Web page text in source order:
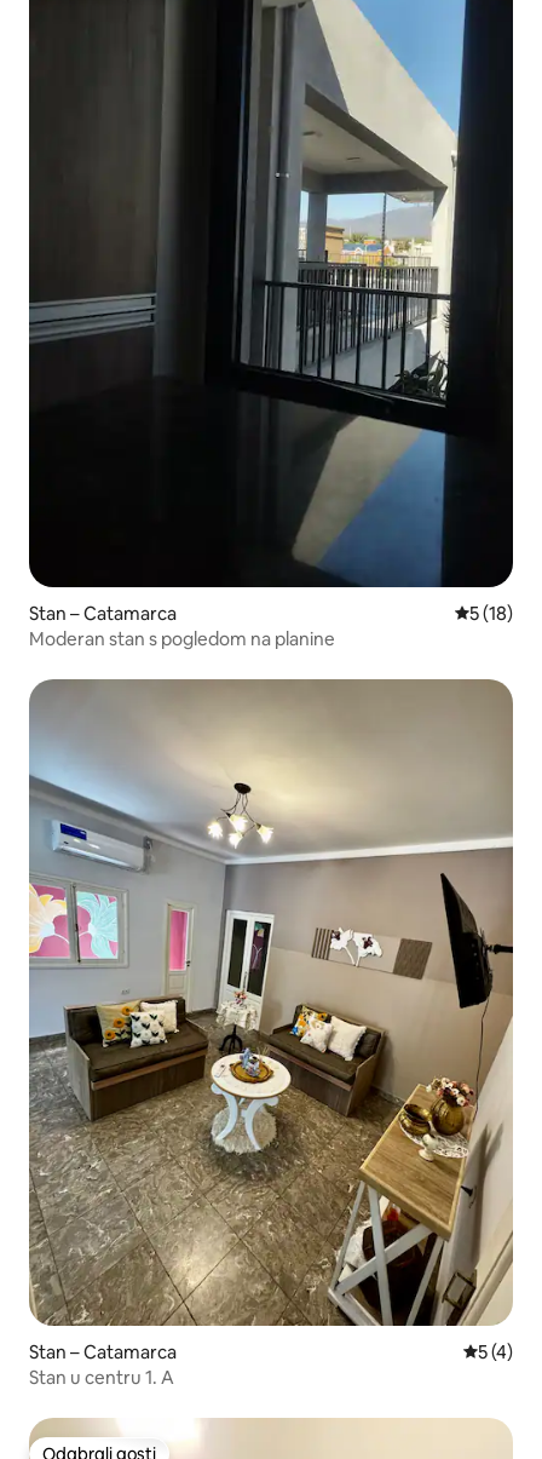
Stan – Catamarca Prosječna
5 (18)
Moderan stan s pogledom na planine
Stan – Catamarca
5 (4)
Stan u centru 1. A
Odabrali gosti